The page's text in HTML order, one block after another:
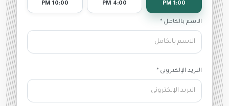
1:00 PM
4:00 PM
10:00 PM
الاسم بالكامل *
البريد الإلكترونى *